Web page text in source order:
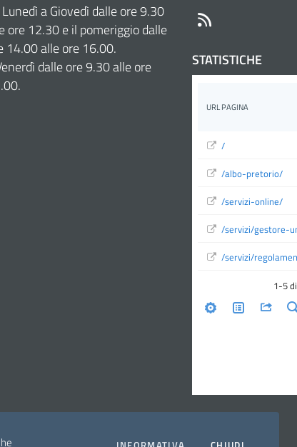
a Giovedì dalle ore 9.30
ore 12.30 e il pomeriggio dalle
14.00 alle ore 16.00.
dalle ore 9.30 alle ore
STATISTICHE